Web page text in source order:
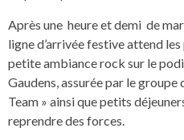
Après une heure et demi de
ligne d’arrivée festive attend
petite ambiance rock sur le
Gaudens, assurée par le groupe
Team » ainsi que petits
reprendre des forces.